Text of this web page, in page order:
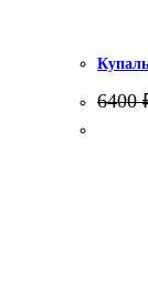
6400